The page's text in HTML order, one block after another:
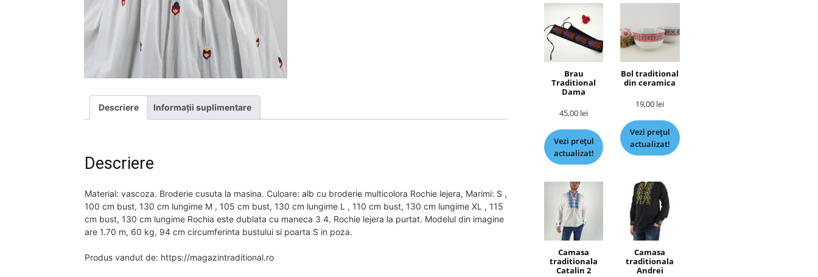
Descriere Informații suplimentare
Descriere
Material: vascoza. Broderie cusuta la masina. Culoare: alb cu broderie multicolora Rochie lejera, Marimi: S ,
100 cm bust, 130 cm lungime M , 105 cm bust, 130 cm lungime L , 110 cm bust, 130 cm lungime XL , 115
cm bust, 130 cm lungime Rochia este dublata cu maneca 3 4. Rochie lejera la purtat. Modelul din imagine
are 1.70 m, 60 kg, 94 cm circumferinta bustului si poarta S in poza.
Produs vandut de: https://magazintraditional.ro
Brau
Traditional
Dama
45,00 lei
Vezi prețul
actualizat!
Bol traditional
din ceramica
19,00 lei
Vezi prețul
actualizat!
Camasa
traditionala
Catalin 2
Camasa
traditionala
Andrei